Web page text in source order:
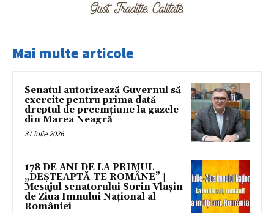
Mai multe articole
Senatul autorizează Guvernul să
exercite pentru prima dată
dreptul de preemțiune la gazele
din Marea Neagră
31 iulie 2026
178 DE ANI DE LA PRIMUL
„DEȘTEAPTĂ-TE ROMÂNE” |
Mesajul senatorului Sorin Vlașin
de Ziua Imnului Național al
României